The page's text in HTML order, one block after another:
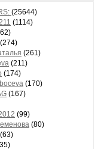
(25644)
(1114)
(274)
(261)
(211)
(174)
(170)
(167)
(99)
(80)
(63)